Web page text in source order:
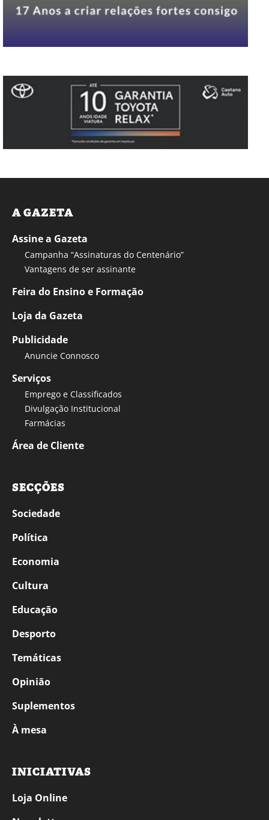
A GAZETA
Assine a Gazeta
Campanha “Assinaturas do Centenário”
Vantagens de ser assinante
Feira do Ensino e Formação
Loja da Gazeta
Publicidade
Anuncie Connosco
Serviços
Emprego e Classificados
Divulgação Institucional
Farmácias
Área de Cliente
SECÇÕES
Sociedade
Política
Economia
Cultura
Educação
Desporto
Temáticas
Opinião
Suplementos
À mesa
INICIATIVAS
Loja Online